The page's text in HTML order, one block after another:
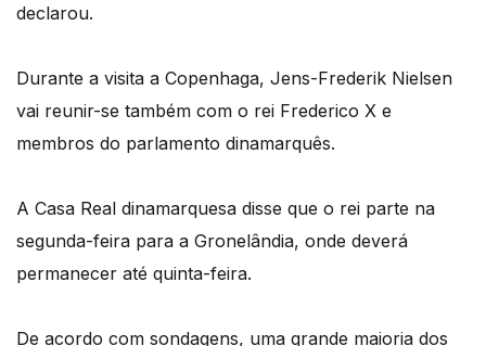
declarou.
Durante a visita a Copenhaga, Jens-Frederik Nielsen
vai reunir-se também com o rei Frederico X e
membros do parlamento dinamarquês.
A Casa Real dinamarquesa disse que o rei parte na
segunda-feira para a Gronelândia, onde deverá
permanecer até quinta-feira.
De acordo com sondagens, uma grande maioria dos